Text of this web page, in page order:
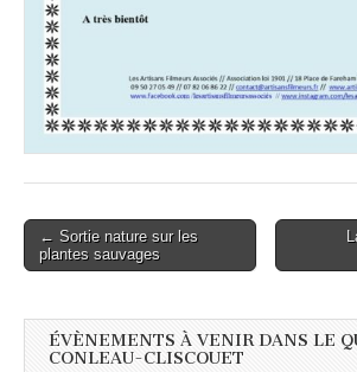
Post
navigation
← Sortie nature sur les
plantes sauvages
ÉVÈNEMENTS À VENIR DANS LE
CONLEAU-CLISCOUET